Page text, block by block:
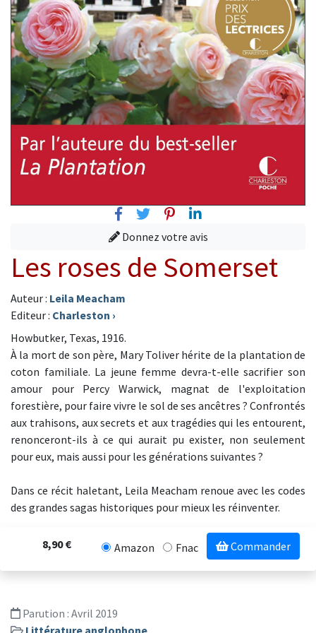
FacebookTwitterPinterest
Linkedin
Donnez votre avis
Les roses de Somerset
Auteur : Leila Meacham
Editeur : Charleston ›
Howbutker, Texas, 1916.
À la mort de son père, Mary Toliver hérite de la plantation de
coton familiale. La jeune femme devra-t-elle sacrifier son
amour pour Percy Warwick, magnat de l'exploitation
forestière, pour faire vivre le sol de ses ancêtres ? Confrontés
aux trahisons, aux secrets et aux tragédies qui les entourent,
renonceront-ils à ce qui aurait pu exister, non seulement
pour eux, mais aussi pour les générations suivantes ?
Dans ce récit haletant, Leila Meacham renoue avec les codes
des grandes sagas historiques pour mieux les réinventer.
8,90 € Amazon Fnac Commander
Parution : Avril 2019